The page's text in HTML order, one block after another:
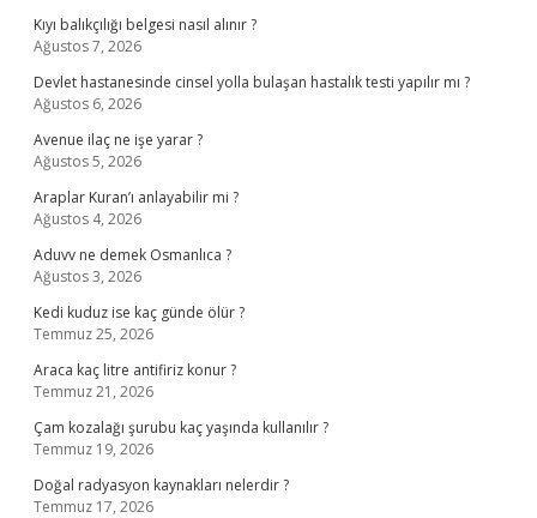
Kıyı balıkçılığı belgesi nasıl alınır ?
Ağustos 7, 2026
Devlet hastanesinde cinsel yolla bulaşan hastalık testi yapılır mı ?
Ağustos 6, 2026
Avenue ilaç ne işe yarar ?
Ağustos 5, 2026
Araplar Kuran’ı anlayabilir mi ?
Ağustos 4, 2026
Aduvv ne demek Osmanlıca ?
Ağustos 3, 2026
Kedi kuduz ise kaç günde ölür ?
Temmuz 25, 2026
Araca kaç litre antifiriz konur ?
Temmuz 21, 2026
Çam kozalağı şurubu kaç yaşında kullanılır ?
Temmuz 19, 2026
Doğal radyasyon kaynakları nelerdir ?
Temmuz 17, 2026